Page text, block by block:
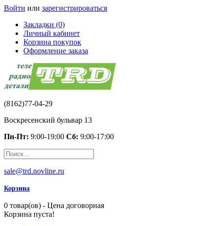
Войти или зарегистрироваться
Закладки (0)
Личный кабинет
Корзина покупок
Оформление заказа
(8162)77-04-29
Воскресенский бульвар 13
Пн-Пт: 9:00-19:00 Сб: 9:00-17:00
sale@trd.novline.ru
Корзина
0 товар(ов) - Цена договорная
Корзина пуста!